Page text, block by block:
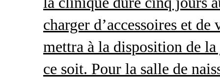
charger d’accessoires et
mettra à la disposition de
ce soit. Pour la salle de